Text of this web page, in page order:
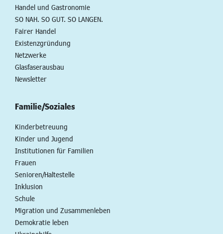
Handel und Gastronomie
SO NAH. SO GUT. SO LANGEN.
Fairer Handel
Existenzgründung
Netzwerke
Glasfaserausbau
Newsletter
Familie/Soziales
Kinderbetreuung
Kinder und Jugend
Institutionen für Familien
Frauen
Senioren/Haltestelle
Inklusion
Schule
Migration und Zusammenleben
Demokratie leben